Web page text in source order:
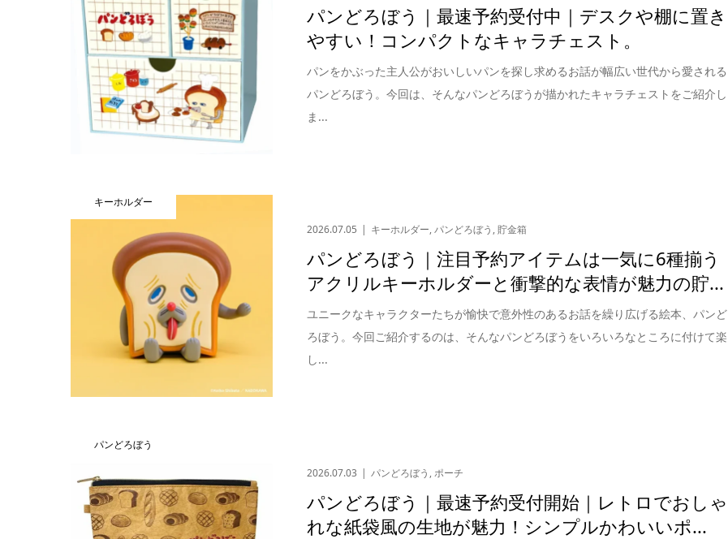
パンどろぼう｜最速予約受付中｜デスクや棚に置き
やすい！コンパクトなキャラチェスト。
パンをかぶった主人公がおいしいパンを探し求めるお話が幅広い世代から愛される
パンどろぼう。今回は、そんなパンどろぼうが描かれたキャラチェストをご紹介し
ま...
キーホルダー
2026.07.05 キーホルダー,パンどろぼう ,貯金箱
パンどろぼう｜注目予約アイテムは一気に6種揃う
アクリルキーホルダーと衝撃的な表情が魅力の貯...
ユニークなキャラクターたちが愉快で意外性のあるお話を繰り広げる絵本、パンど
ろぼう。今回ご紹介するのは、そんなパンどろぼうをいろいろなところに付けて楽
し...
パンどろぼう
2026.07.03 パンどろぼう ,ポーチ
パンどろぼう｜最速予約受付開始｜レトロでおしゃ
れな紙袋風の生地が魅力！シンプルかわいいポ...